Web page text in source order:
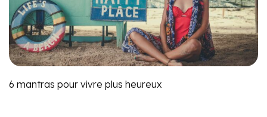
6 mantras pour vivre plus heureux